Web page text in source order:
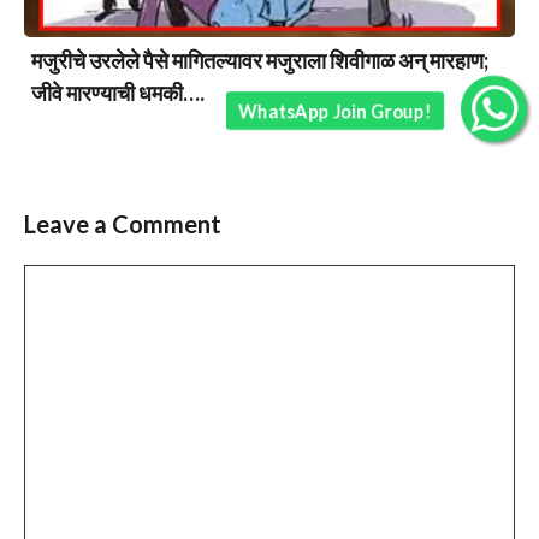
मजुरीचे उरलेले पैसे मागितल्यावर मजुराला शिवीगाळ अन् मारहाण;
जीवे मारण्याची धमकी….
Leave a Comment
WhatsApp Join Group!